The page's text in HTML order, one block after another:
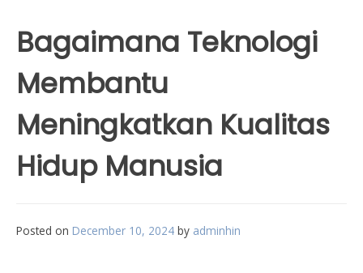
Bagaimana Teknologi
Membantu
Meningkatkan Kualitas
Hidup Manusia
Posted on December 10, 2024 by adminhin